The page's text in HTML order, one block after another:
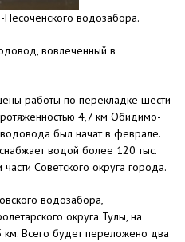
водозабора.
вовлеченный в
работы по перекладке шести
4,7 км Обидимо-
был начат в феврале.
водой более 120 тыс.
Советского округа города.
водозабора,
округа Тулы, на
Всего будет переложено два